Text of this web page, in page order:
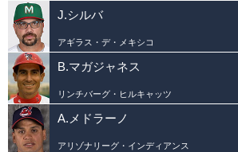
J.シルバ
アギラス・デ・メキシコ
B.マガジャネス
リンチバーグ・ヒルキャッツ
A.メドラーノ
アリゾナリーグ・インディアンス